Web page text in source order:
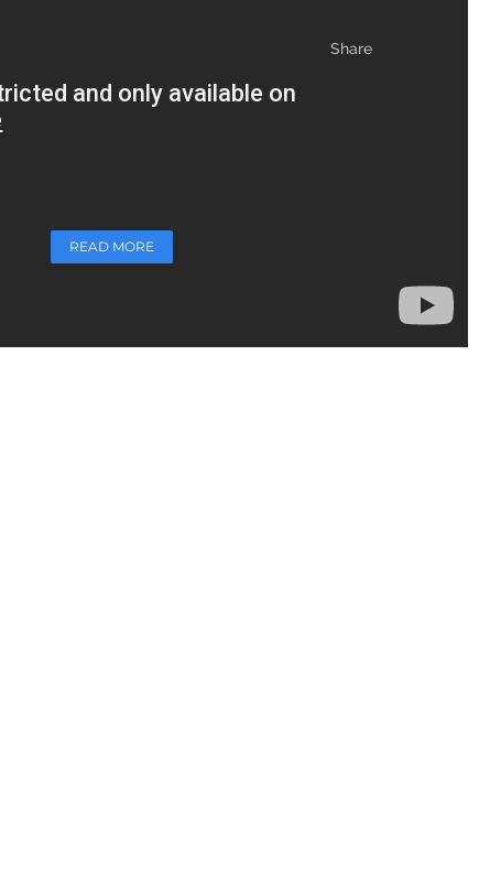
Share
Retrouvez ci-dessus la vidéo du dr Vladimir Mitz qui
READ MORE